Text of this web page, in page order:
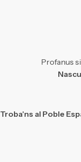
Profanus
Troba'ns al Poble